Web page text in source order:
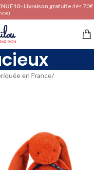
- Livraison gratuitedès 70€
en France/